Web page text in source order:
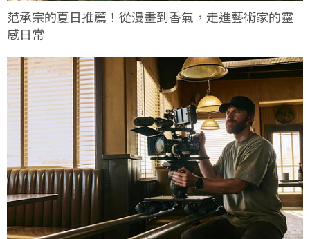
范承宗的夏日推薦！從漫畫到香氣，走進藝術家的靈
感日常